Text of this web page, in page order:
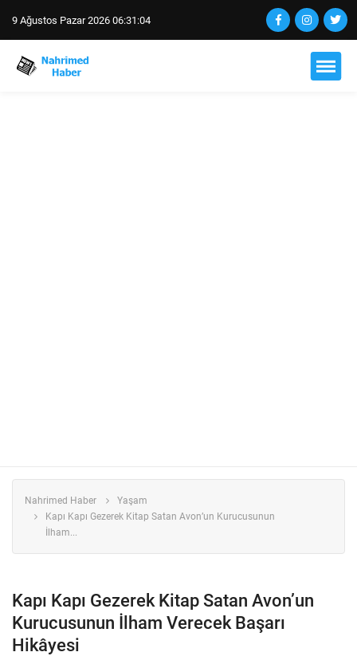
9 Ağustos Pazar 2026 06:31:04
Nahrimed Haber
Yaşam
Kapı Kapı Gezerek Kitap Satan Avon’un Kurucusunun
İlham...
Kapı Kapı Gezerek Kitap Satan Avon’un
Kurucusunun İlham Verecek Başarı
Hikâyesi